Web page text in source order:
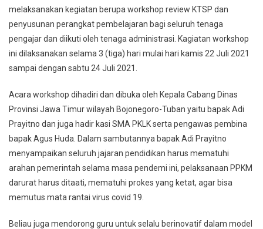
melaksanakan kegiatan berupa workshop review KTSP dan
penyusunan perangkat pembelajaran bagi seluruh tenaga
pengajar dan diikuti oleh tenaga administrasi. Kagiatan workshop
ini dilaksanakan selama 3 (tiga) hari mulai hari kamis 22 Juli 2021
sampai dengan sabtu 24 Juli 2021.
Acara workshop dihadiri dan dibuka oleh Kepala Cabang Dinas
Provinsi Jawa Timur wilayah Bojonegoro-Tuban yaitu bapak Adi
Prayitno dan juga hadir kasi SMA PKLK serta pengawas pembina
bapak Agus Huda. Dalam sambutannya bapak Adi Prayitno
menyampaikan seluruh jajaran pendidikan harus mematuhi
arahan pemerintah selama masa pendemi ini, pelaksanaan PPKM
darurat harus ditaati, mematuhi prokes yang ketat, agar bisa
memutus mata rantai virus covid 19.
Beliau juga mendorong guru untuk selalu berinovatif dalam model